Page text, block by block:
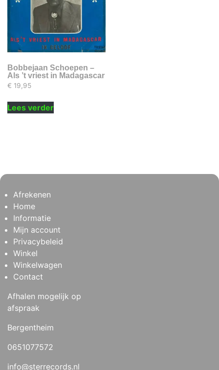
Bobbejaan Schoepen –
Als ’t vriest in Madagascar
€ 19,95
Lees verder
Afrekenen
Home
Informatie
Mijn account
Privacybeleid
Winkel
Winkelwagen
Contact
Afhalen mogelijk op
afspraak
Bergentheim
0651077572
info@sterrecords.nl